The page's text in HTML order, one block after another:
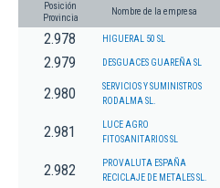
Posición
Provincia
Nombre de la empresa
2.978 HIGUERAL 50 SL
2.979 DESGUACES GUAREÑA SL
2.980
SERVICIOS Y SUMINISTROS
RODALMA SL.
2.981
LUCE AGRO
FITOSANITARIOS SL
2.982
PROVALUTA ESPAÑA
RECICLAJE DE METALES SL.